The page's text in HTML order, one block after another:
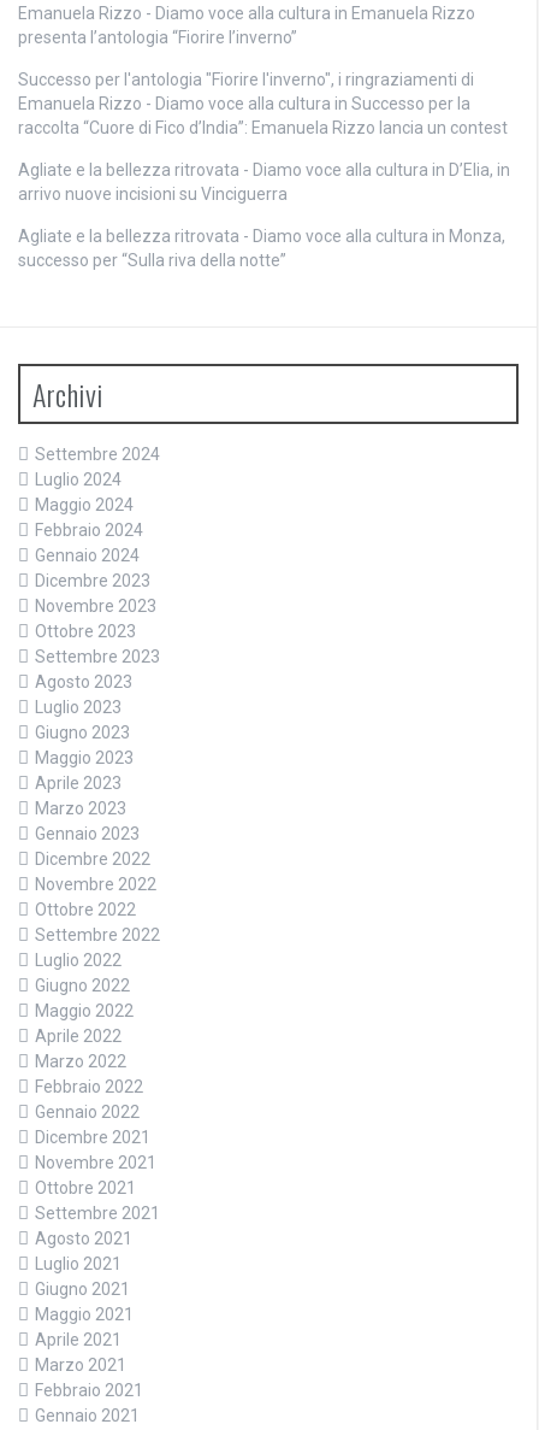
Emanuela Rizzo - Diamo voce alla cultura in Emanuela Rizzo
presenta l’antologia “Fiorire l’inverno”
Successo per l'antologia "Fiorire l'inverno", i ringraziamenti di
Emanuela Rizzo - Diamo voce alla cultura in Successo per la
raccolta “Cuore di Fico d’India”: Emanuela Rizzo lancia un contest
Agliate e la bellezza ritrovata - Diamo voce alla cultura in D’Elia, in
arrivo nuove incisioni su Vinciguerra
Agliate e la bellezza ritrovata - Diamo voce alla cultura in Monza,
successo per “Sulla riva della notte”
Archivi
Settembre 2024
Luglio 2024
Maggio 2024
Febbraio 2024
Gennaio 2024
Dicembre 2023
Novembre 2023
Ottobre 2023
Settembre 2023
Agosto 2023
Luglio 2023
Giugno 2023
Maggio 2023
Aprile 2023
Marzo 2023
Gennaio 2023
Dicembre 2022
Novembre 2022
Ottobre 2022
Settembre 2022
Luglio 2022
Giugno 2022
Maggio 2022
Aprile 2022
Marzo 2022
Febbraio 2022
Gennaio 2022
Dicembre 2021
Novembre 2021
Ottobre 2021
Settembre 2021
Agosto 2021
Luglio 2021
Giugno 2021
Maggio 2021
Aprile 2021
Marzo 2021
Febbraio 2021
Gennaio 2021